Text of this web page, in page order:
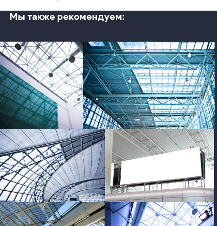
Мы также рекомендуем:
photo photo
photo photo